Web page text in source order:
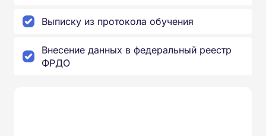
Выписку из протокола обучения
Внесение данных в федеральный реестр
ФРДО